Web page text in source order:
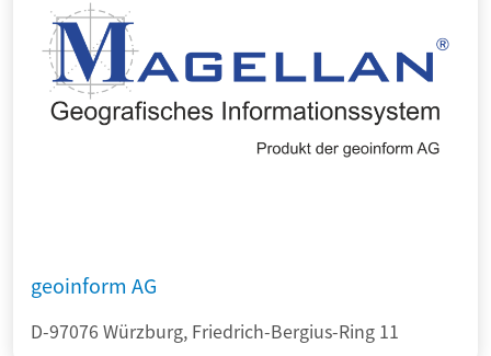
geoinform AG
D-97076 Würzburg, Friedrich-Bergius-Ring 11